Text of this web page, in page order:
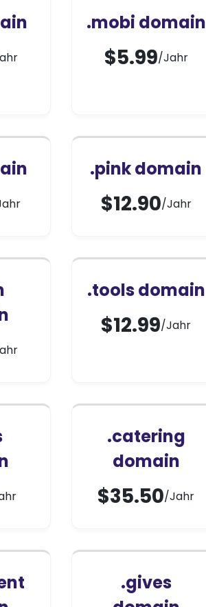
.mobi domain
$5.99/Jahr
.pink domain
$12.90/Jahr
.tools domain
$12.99/Jahr
.catering
domain
$35.50/Jahr
.gives